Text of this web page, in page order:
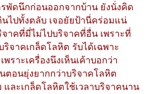
พัดนึกก่อนออกจากบ้าน ยังนั่งคิด
นไปทั้งตลับ เจอยัยป้านี่คร่อมแน่
าคที่มี่ไม่ไปบริจาคที่อื่น เพราะที่
ริจาคเกล็ดโลหิต รับได้เฉพาะ
พราะเครื่องนึงเห็นเค้าบอกว่า
ตอนยุ่งยากกว่าบริจาคโลหิต
ละเกล็ดโลหิตใช้เวลาบริจาคนาน